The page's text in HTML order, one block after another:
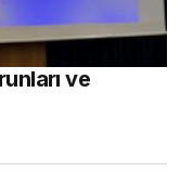
ve